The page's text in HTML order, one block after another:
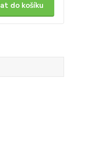
do košíku